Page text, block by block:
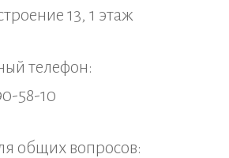
13, 1 этаж
телефон:
58-10
общих вопросов: